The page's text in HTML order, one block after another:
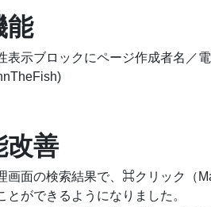
能
表示ブロックにページ作成者名／
改善
画面の検索結果で、⌘クリック（
とができるようになりました。